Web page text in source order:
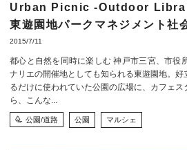
Urban Picnic -Outdoor
東遊園地パークマネジメント社
2015/7/11
都心と自然を同時に楽しむ 神戸市三宮、市役
ナリエの開催地としても知られる東遊園地。
るだけに使われていた公園の広場に、カフェ
ら、こんな...
公園/道路 公園 マルシェ